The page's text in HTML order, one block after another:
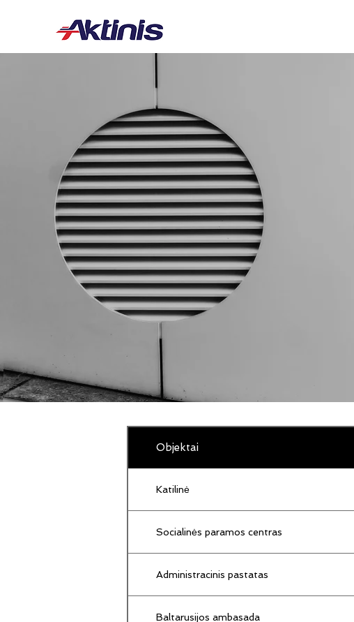
Objektai
Katilinė
Socialinės paramos centras
Administracinis pastatas
Baltarusijos ambasada